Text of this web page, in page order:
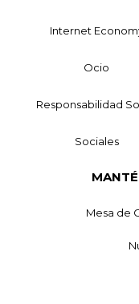
Internet
Ocio
Responsabilidad
Sociales
Mesa de